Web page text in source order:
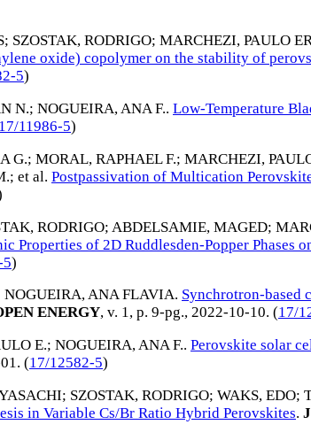
; SZOSTAK, RODRIGO; MARCHEZI, PAULO
oxide) copolymer on the stability of
5)
N.; NOGUEIRA, ANA F.. Low-Temperature
17/11986-5)
G.; MORAL, RAPHAEL F.; MARCHEZI,
; et al. Postpassivation of Multication
RODRIGO; ABDELSAMIE, MAGED;
Properties of 2D Ruddlesden-Popper Phases
5)
NOGUEIRA, ANA FLAVIA. Synchrotron-based
ENERGY, v. 1, p. 9-pg., 2022-10-10. (17/
E.; NOGUEIRA, ANA F.. Perovskite solar
. (17/12582-5)
; SZOSTAK, RODRIGO; WAKS, EDO;
in Variable Cs/Br Ratio Hybrid Perovskites.